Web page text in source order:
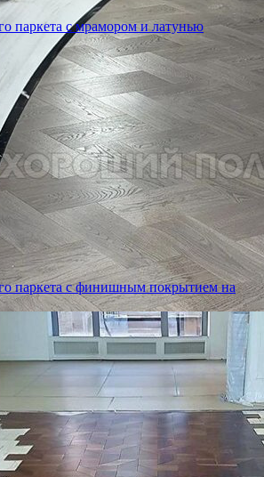
паркета с мрамором и латунью